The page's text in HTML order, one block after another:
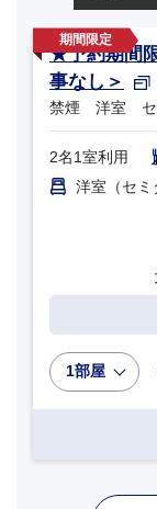
★予約期間
事なし＞
禁煙 洋室 セ
2名1室利用
洋室（セ
1部屋